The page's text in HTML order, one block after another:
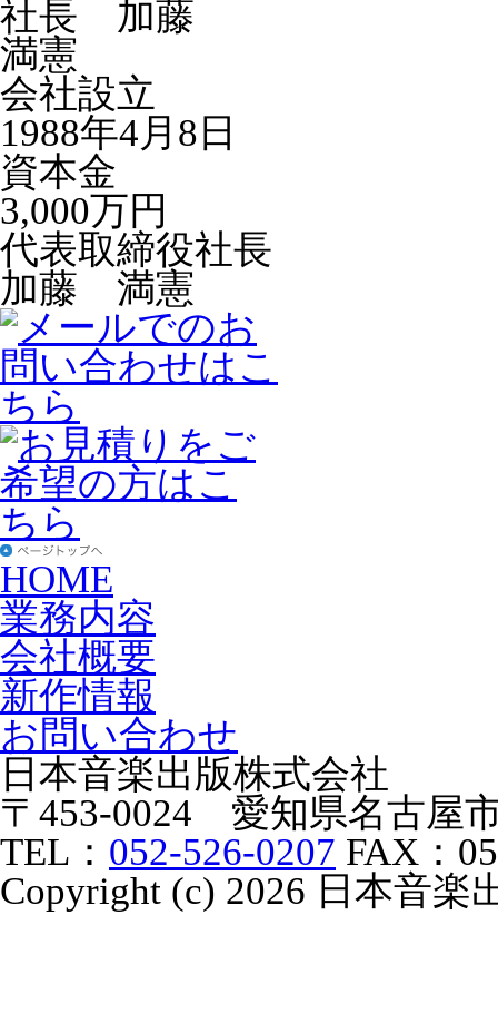
会社設立
1988年4月8日
資本金
3,000万円
代表取締役社長
加藤 満憲
HOME
業務内容
会社概要
新作情報
お問い合わせ
日本音楽出版株式会社
〒453-0024 愛知県名古屋
TEL： 052-526-0207 FAX：
Copyright (c) 2026 日本音楽